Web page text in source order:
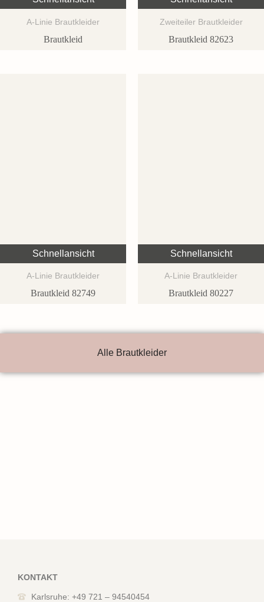
A-Linie Brautkleider
Brautkleid
Zweiteiler Brautkleider
Brautkleid 82623
Schnellansicht
A-Linie Brautkleider
Brautkleid 82749
Schnellansicht
A-Linie Brautkleider
Brautkleid 80227
Alle Brautkleider
KONTAKT
Karlsruhe: +49 721 – 94540454